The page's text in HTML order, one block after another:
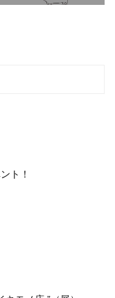
ト！